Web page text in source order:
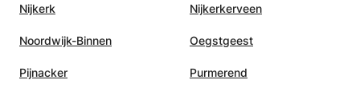
Nijkerk Nijkerkerveen
Noordwijk-Binnen Oegstgeest
Pijnacker Purmerend